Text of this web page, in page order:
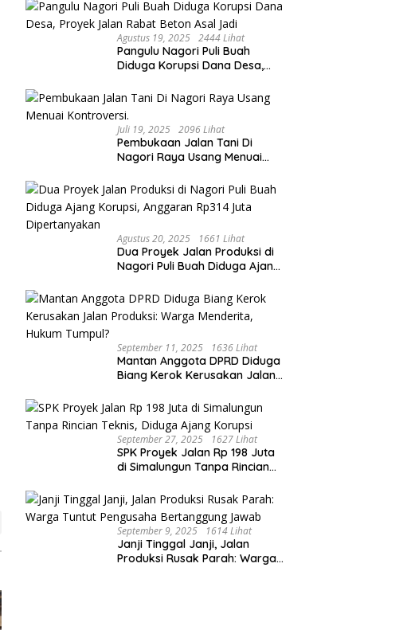
Agustus 19, 2025 2444 Lihat
Pangulu Nagori Puli Buah
Diduga Korupsi Dana Desa,
Jadi
Juli 19, 2025 2096 Lihat
Pembukaan Jalan Tani Di
Nagori Raya Usang Menuai
Agustus 20, 2025 1661 Lihat
Dua Proyek Jalan Produksi di
Nagori Puli Buah Diduga Ajang
Dipertanyakan
September 11, 2025 1636 Lihat
Mantan Anggota DPRD Diduga
Biang Kerok Kerusakan Jalan
Hukum Tumpul?
September 27, 2025 1627 Lihat
SPK Proyek Jalan Rp 198 Juta
di Simalungun Tanpa Rincian
September 9, 2025 1614 Lihat
Janji Tinggal Janji, Jalan
Produksi Rusak Parah: Warga